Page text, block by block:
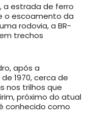
a estrada de ferro
o escoamento da
rodovia, a BR-
trechos
após a
1970, cerca de
nos trilhos que
próximo do atual
conhecido como